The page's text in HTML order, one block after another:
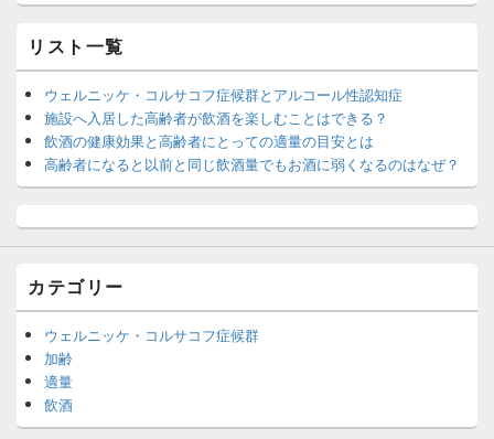
ン
サ
イ
バ
ー
ウ
ジ
ェ
ト
エ
リ
リスト一覧
ウェルニッケ・コルサコフ症候群とアルコール性認知症
施設へ入居した高齢者が飲酒を楽しむことはできる？
飲酒の健康効果と高齢者にとっての適量の目安とは
高齢者になると以前と同じ飲酒量でもお酒に弱くなるのはなぜ？
カテゴリー
ウェルニッケ・コルサコフ症候群
加齢
適量
飲酒